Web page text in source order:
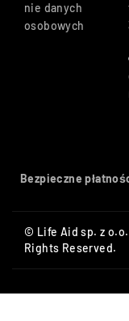
nie danych
osobowych
Bezpieczne
© Life Aid sp. z
Rights Reserved.